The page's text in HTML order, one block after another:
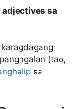
sa
(tao,
sa